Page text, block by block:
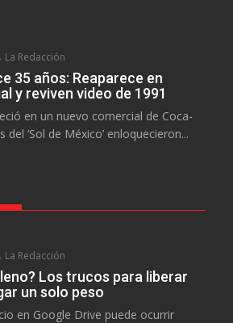
La Redacción
35 años: Reaparece en
y reviven video de 1991
en un nuevo comercial de Coca-
‘Sol de México’ enloquecieron...
La Redacción
Los trucos para liberar
un solo peso
en Google Drive puede ocurrir